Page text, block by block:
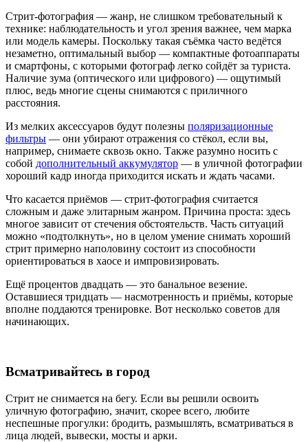
Стрит-фотография — жанр, не слишком требовательный к
технике: наблюдательность и угол зрения важнее, чем марка
или модель камеры. Поскольку такая съёмка часто ведётся
незаметно, оптимальный выбор — компактные фотоаппараты
и смартфоны, с которыми фотограф легко сойдёт за туриста.
Наличие зума (оптического или цифрового) — ощутимый
плюс, ведь многие сцены снимаются с приличного
расстояния.
Из мелких аксессуаров будут полезны поляризационные
фильтры — они убирают отражения со стёкол, если вы,
например, снимаете сквозь окно. Также разумно носить с
собой дополнительный аккумулятор — в уличной фотографии
хороший кадр иногда приходится искать и ждать часами.
Что касается приёмов — стрит-фотография считается
сложным и даже элитарным жанром. Причина проста: здесь
многое зависит от стечения обстоятельств. Часть ситуаций
можно «подтолкнуть», но в целом умение снимать хороший
стрит примерно наполовину состоит из способности
ориентироваться в хаосе и импровизировать.
Ещё процентов двадцать — это банальное везение.
Оставшиеся тридцать — насмотренность и приёмы, которые
вполне поддаются тренировке. Вот несколько советов для
начинающих.
Всматривайтесь в город
Стрит не снимается на бегу. Если вы решили освоить
уличную фотографию, значит, скорее всего, любите
неспешные прогулки: бродить, размышлять, всматриваться в
лица людей, вывески, мосты и арки.